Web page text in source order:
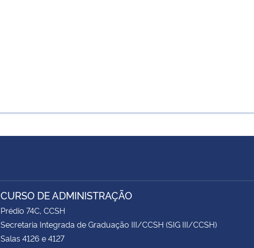
CURSO DE ADMINISTRAÇÃO
Prédio 74C, CCSH
Secretaria Integrada de Graduação III/CCSH (SIG III/CCSH)
Salas 4126 e 4127